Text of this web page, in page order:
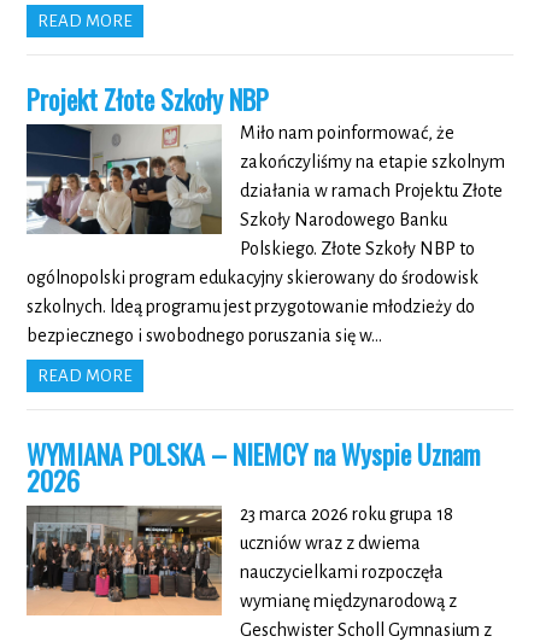
READ MORE
Projekt Złote Szkoły NBP
Miło nam poinformować, że
zakończyliśmy na etapie szkolnym
działania w ramach Projektu Złote
Szkoły Narodowego Banku
Polskiego. Złote Szkoły NBP to
ogólnopolski program edukacyjny skierowany do środowisk
szkolnych. ldeą programu jest przygotowanie młodzieży do
bezpiecznego i swobodnego poruszania się w…
READ MORE
WYMIANA POLSKA – NIEMCY na Wyspie Uznam
2026
23 marca 2026 roku grupa 18
uczniów wraz z dwiema
nauczycielkami rozpoczęła
wymianę międzynarodową z
Geschwister Scholl Gymnasium z